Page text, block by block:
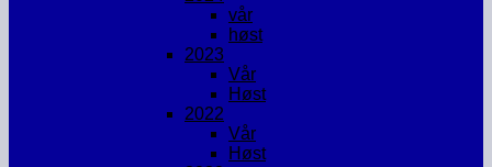
vår
høst
2023
Vår
Høst
2022
Vår
Høst